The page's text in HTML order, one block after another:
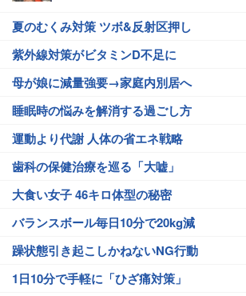
夏のむくみ対策 ツボ&反射区押し
紫外線対策がビタミンD不足に
母が娘に減量強要→家庭内別居へ
睡眠時の悩みを解消する過ごし方
運動より代謝 人体の省エネ戦略
歯科の保健治療を巡る「大嘘」
大食い女子 46キロ体型の秘密
バランスボール毎日10分で20kg減
躁状態引き起こしかねないNG行動
1日10分で手軽に「ひざ痛対策」